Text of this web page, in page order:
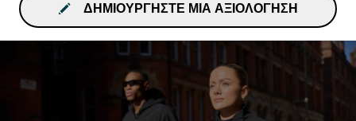
ΔΗΜΙΟΥΡΓΉΣΤΕ ΜΙΑ ΑΞΙΟΛΌΓΗΣΗ